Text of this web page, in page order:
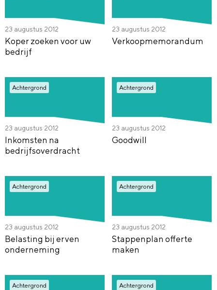
23 augustus 2012
Koper zoeken voor uw
bedrijf
23 augustus 2012
Verkoopmemorandum
Achtergrond
23 augustus 2012
Inkomsten na
bedrijfsoverdracht
Achtergrond
23 augustus 2012
Goodwill
Achtergrond
23 augustus 2012
Belasting bij erven
onderneming
Achtergrond
23 augustus 2012
Stappenplan offerte
maken
Achtergrond Achtergrond